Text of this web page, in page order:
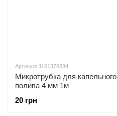
Артикул: 1161376834
Микротрубка для капельного
полива 4 мм 1м
20 грн